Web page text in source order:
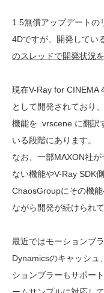
1.5無償アップデートの
4Dですが、開発してい
のスレッドで開発状況
現在V-Ray for CINEMA
として開発されており
機能を .vrscene に翻訳
いる段階にあります。
なお、一部MAXON社
ない機能やV-Ray SDK
ChaosGroupにその機
ながら開発が続けられて
最近ではモーションブ
Dynamicsのキャッシュ
ションブラーもサポー